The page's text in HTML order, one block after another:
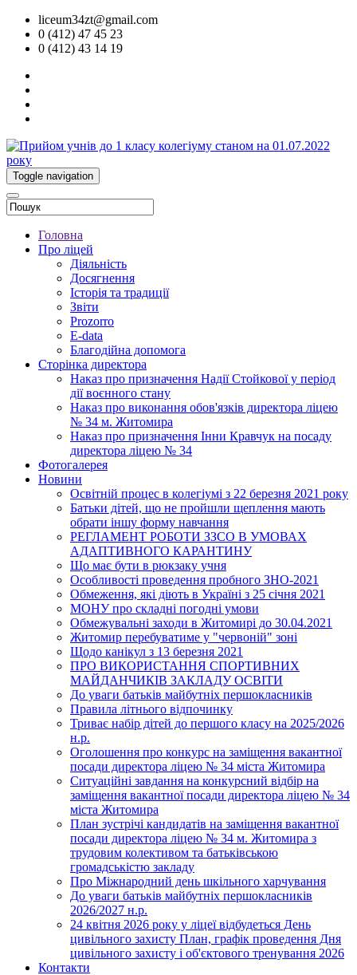
liceum34zt@gmail.com
0 (412) 47 45 23
0 (412) 43 14 19
Toggle navigation
Головна
Про ліцей
Діяльність
Досягнення
Історія та традиції
Звіти
Prozorro
E-data
Благодійна допомога
Сторінка директора
Наказ про призначення Надії Стойкової у період
дії воєнного стану
Наказ про виконання обов'язків директора ліцею
№ 34 м. Житомира
Наказ про призначення Інни Кравчук на посаду
директора ліцею № 34
Фотогалерея
Новини
Освітній процес в колегіумі з 22 березня 2021 року
Батьки дітей, що не пройшли щеплення мають
обрати іншу форму навчання
РЕГЛАМЕНТ РОБОТИ ЗЗСО В УМОВАХ
АДАПТИВНОГО КАРАНТИНУ
Що має бути в рюкзаку учня
Особливості проведення пробного ЗНО-2021
Обмеження, які діють в Україні з 25 січня 2021
МОНУ про складні погодні умови
Обмежувальні заходи в Житомирі до 30.04.2021
Житомир перебуватиме у "червоній" зоні
Щодо канікул з 13 березня 2021
ПРО ВИКОРИСТАННЯ СПОРТИВНИХ
МАЙДАНЧИКІВ ЗАКЛАДУ ОСВІТИ
До уваги батьків майбутніх першокласників
Правила літнього відпочинку
Триває набір дітей до першого класу на 2025/2026
н.р.
Оголошення про конкурс на заміщення вакантної
посади директора ліцею № 34 міста Житомира
Ситуаційні завдання на конкурсний відбір на
заміщення вакантної посади директора ліцею № 34
міста Житомира
План зустрічі кандидатів на заміщення вакантної
посади директора ліцею № 34 м. Житомира з
трудовим колективом та батьківською
громадськістю закладу
Про Міжнародний день шкільного харчування
До уваги батьків майбутніх першокласників
2026/2027 н.р.
24 квітня 2026 року у ліцеї відбудеться День
цивільного захисту План, графік проведення Дня
цивільного захисту і об'єктового тренування 2026
Контакти